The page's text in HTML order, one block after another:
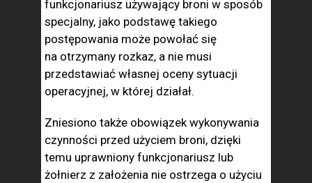
funkcjonariusz używający broni w sposób
specjalny, jako podstawę takiego
postępowania może powołać się
na otrzymany rozkaz, a nie musi
przedstawiać własnej oceny sytuacji
operacyjnej, w której działał.
Zniesiono także obowiązek wykonywania
czynności przed użyciem broni, dzięki
temu uprawniony funkcjonariusz lub
żołnierz z założenia nie ostrzega o użyciu